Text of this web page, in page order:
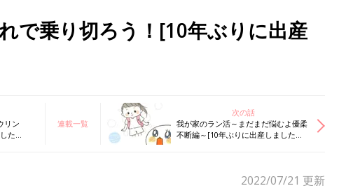
で乗り切ろう！[10年ぶりに出産
リン
た
連載一覧
次の話
我が家のラン活～まだまだ悩むよ優柔
不断編～[10年ぶりに出産しました
2022/07/21 更新